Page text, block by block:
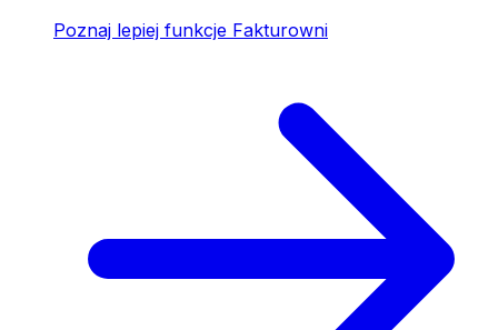
Poznaj lepiej funkcje Fakturowni